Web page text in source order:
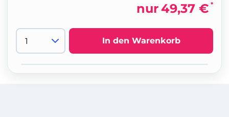
nur49,37 € *
In den Warenkorb